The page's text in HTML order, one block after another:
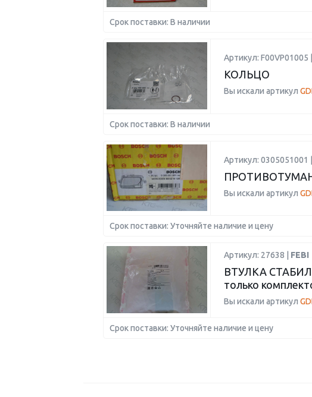
Срок поставки: В наличии
Артикул: F00VP01005 |
КОЛЬЦО
Вы искали артикул
Срок поставки: В наличии
Артикул: 0305051001 |
Вы искали артикул
Срок поставки: Уточняйте наличие и цену
Артикул: 27638 | FEBI
ВТУЛКА
только
Вы искали артикул
Срок поставки: Уточняйте наличие и цену